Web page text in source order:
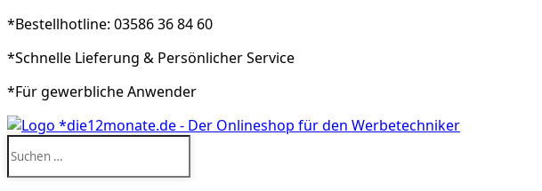
*Bestellhotline: 03586 36 84 60
*Schnelle Lieferung & Persönlicher Service
*Für gewerbliche Anwender
nach: